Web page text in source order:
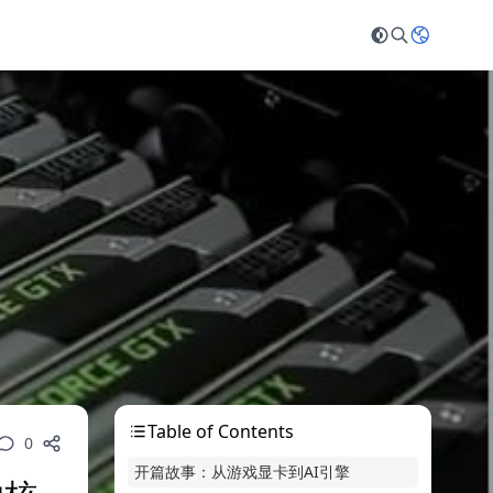
0 Table of Contents
开篇故事：从游戏显卡到AI引擎